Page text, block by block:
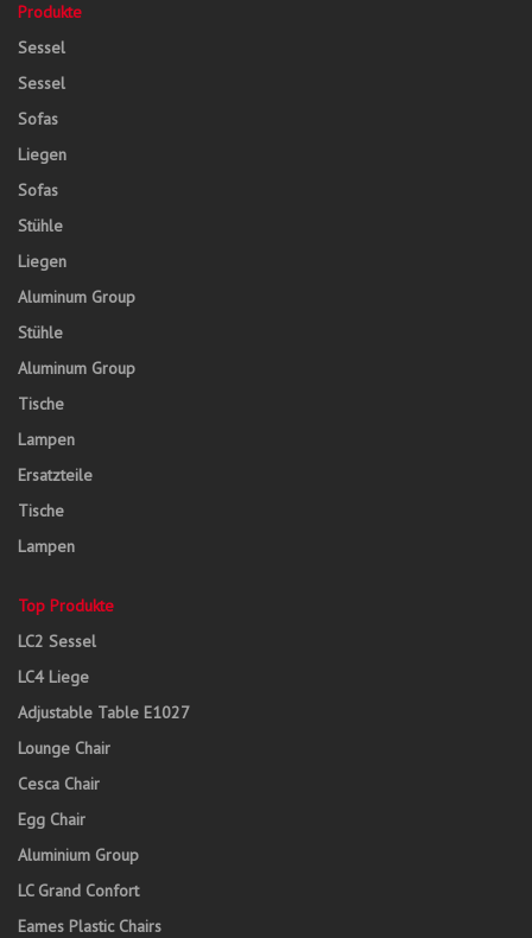
Produkte
Sessel
Sessel
Sofas
Liegen
Sofas
Stühle
Liegen
Aluminum Group
Stühle
Aluminum Group
Tische
Lampen
Ersatzteile
Tische
Lampen
Top Produkte
LC2 Sessel
LC4 Liege
Adjustable Table E1027
Lounge Chair
Cesca Chair
Egg Chair
Aluminium Group
LC Grand Confort
Eames Plastic Chairs